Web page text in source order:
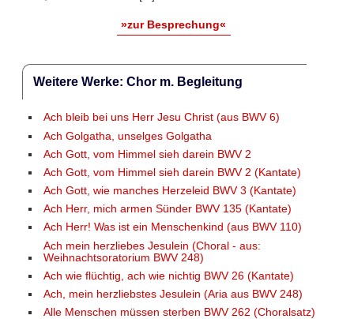
»zur Besprechung«
Weitere Werke: Chor m. Begleitung
Ach bleib bei uns Herr Jesu Christ (aus BWV 6)
Ach Golgatha, unselges Golgatha
Ach Gott, vom Himmel sieh darein BWV 2
Ach Gott, vom Himmel sieh darein BWV 2 (Kantate)
Ach Gott, wie manches Herzeleid BWV 3 (Kantate)
Ach Herr, mich armen Sünder BWV 135 (Kantate)
Ach Herr! Was ist ein Menschenkind (aus BWV 110)
Ach mein herzliebes Jesulein (Choral - aus:
Weihnachtsoratorium BWV 248)
Ach wie flüchtig, ach wie nichtig BWV 26 (Kantate)
Ach, mein herzliebstes Jesulein (Aria aus BWV 248)
Alle Menschen müssen sterben BWV 262 (Choralsatz)